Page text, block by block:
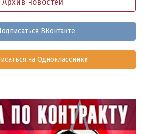
Архив новостей
ВКонтакте
на Одноклассники